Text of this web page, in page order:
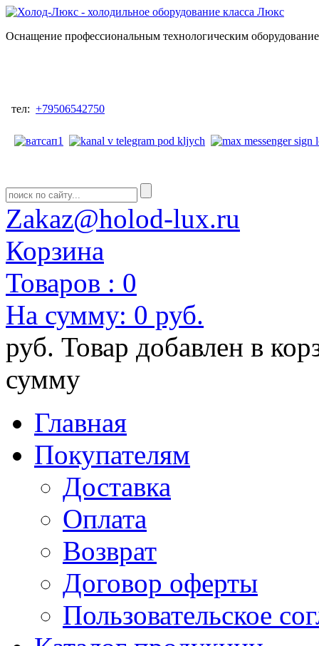
Оснащение профессиональным технологическим
тел: +79506542750
Zakaz@holod-lux.ru
Корзина
Товаров : 0
На сумму: 0 руб.
руб. Товар добавлен в
сумму
Главная
Покупателям
Доставка
Оплата
Возврат
Договор оферты
Пользовательское